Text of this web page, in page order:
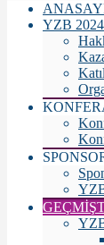
YZB 2024